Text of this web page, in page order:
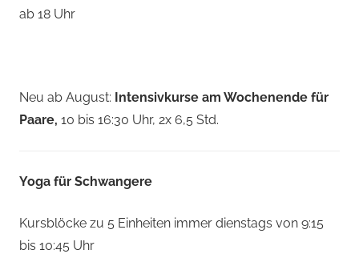
ab 18 Uhr
Neu ab August: Intensivkurse am Wochenende für
Paare, 10 bis 16:30 Uhr, 2x 6,5 Std.
Yoga für Schwangere
Kursblöcke zu 5 Einheiten immer dienstags von 9:15
bis 10:45 Uhr